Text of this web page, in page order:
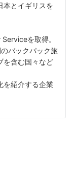
本とイギリスを
を取得。
バックパック旅
を含む国々など
を紹介する企業